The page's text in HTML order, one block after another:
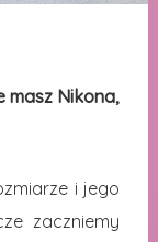
masz Nikona,
i jego
zaczniemy